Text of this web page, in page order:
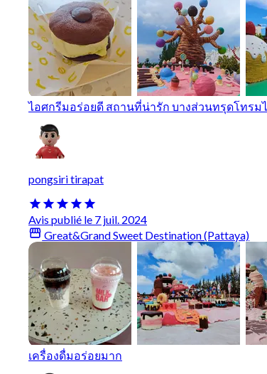
ไอศกรีมอร่อยดี สถานที่น่ารัก บางส่วนทรุดโทรม
pongsiri tirapat
Avis publié le 7 juil. 2024
Great&Grand Sweet Destination (Pattaya)
เครื่องดื่มอร่อยมาก